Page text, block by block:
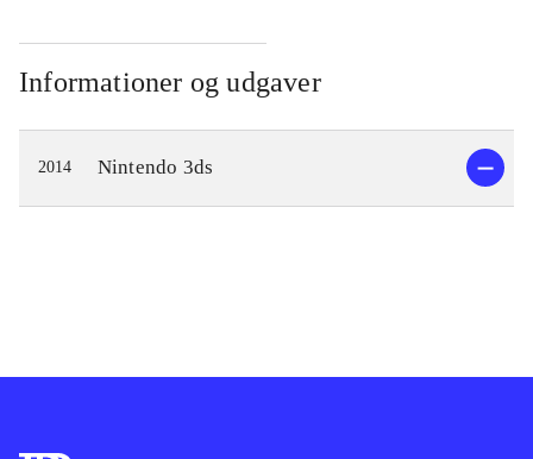
Informationer og udgaver
2014 Nintendo 3ds